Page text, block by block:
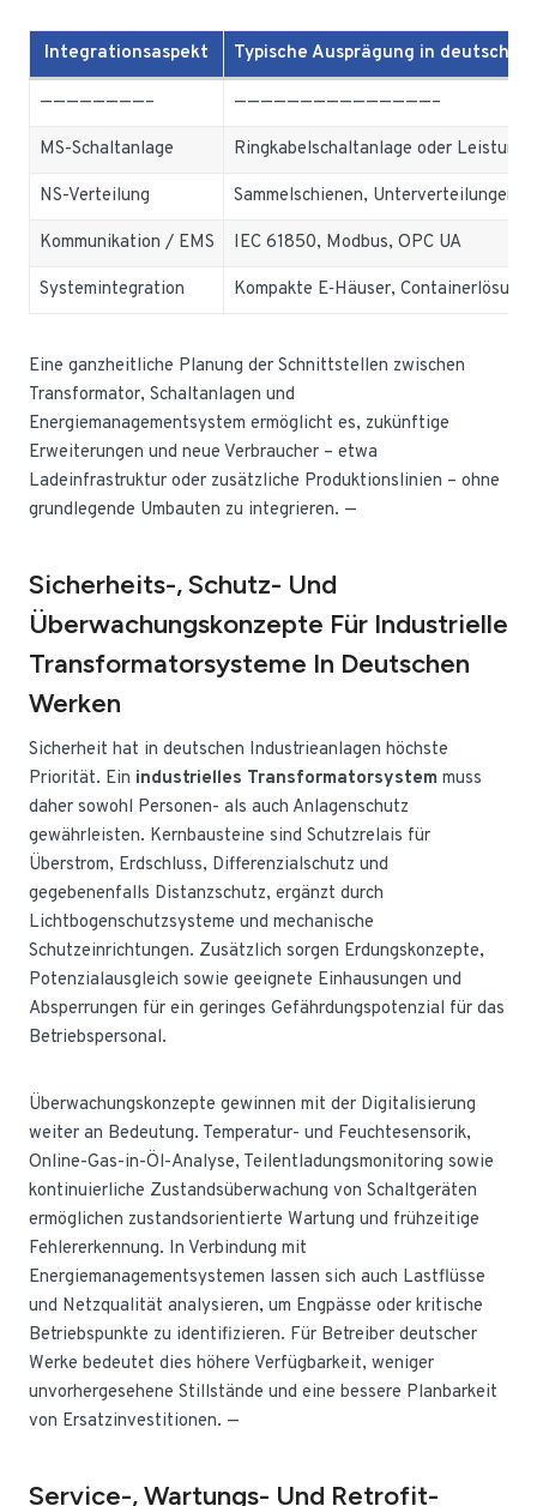
Integrationsaspekt Typische Ausprägung in deutschen
————————– ———————————————–
MS-Schaltanlage Ringkabelschaltanlage oder
NS-Verteilung Sammelschienen, Unterverteilungen
Kommunikation / EMS IEC 61850, Modbus, OPC UA
Systemintegration Kompakte E‑Häuser,
Eine ganzheitliche Planung der Schnittstellen zwischen
Transformator, Schaltanlagen und
Energiemanagementsystem ermöglicht es, zukünftige
Erweiterungen und neue Verbraucher – etwa
Ladeinfrastruktur oder zusätzliche Produktionslinien – ohne
grundlegende Umbauten zu integrieren. —
Sicherheits-, Schutz- Und
Überwachungskonzepte Für Industrielle
Transformatorsysteme In Deutschen
Werken
Sicherheit hat in deutschen Industrieanlagen höchste
Priorität. Ein industrielles Transformatorsystem muss
daher sowohl Personen- als auch Anlagenschutz
gewährleisten. Kernbausteine sind Schutzrelais für
Überstrom, Erdschluss, Differenzialschutz und
gegebenenfalls Distanzschutz, ergänzt durch
Lichtbogenschutzsysteme und mechanische
Schutzeinrichtungen. Zusätzlich sorgen Erdungskonzepte,
Potenzialausgleich sowie geeignete Einhausungen und
Absperrungen für ein geringes Gefährdungspotenzial für das
Betriebspersonal.
Überwachungskonzepte gewinnen mit der Digitalisierung
weiter an Bedeutung. Temperatur- und Feuchtesensorik,
Online-Gas-in-Öl-Analyse, Teilentladungsmonitoring sowie
kontinuierliche Zustandsüberwachung von Schaltgeräten
ermöglichen zustandsorientierte Wartung und frühzeitige
Fehlererkennung. In Verbindung mit
Energiemanagementsystemen lassen sich auch Lastflüsse
und Netzqualität analysieren, um Engpässe oder kritische
Betriebspunkte zu identifizieren. Für Betreiber deutscher
Werke bedeutet dies höhere Verfügbarkeit, weniger
unvorhergesehene Stillstände und eine bessere Planbarkeit
von Ersatzinvestitionen. —
Service-, Wartungs- Und Retrofit-